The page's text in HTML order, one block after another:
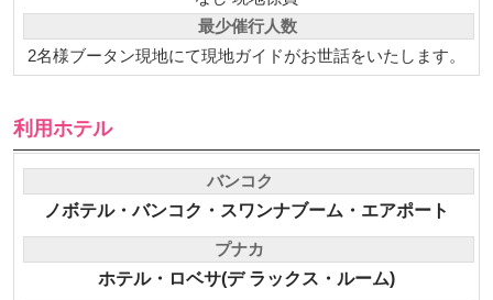
最少催行人数
2名様ブータン現地にて現地ガイドがお世話をいたします。
利用ホテル
バンコク
ノボテル・バンコク・スワンナブーム・エアポート
プナカ
ホテル・ロベサ(デ ラックス・ルーム)